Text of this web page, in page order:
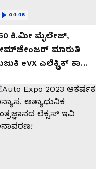
ಕಿ.ಮೀ ಮೈಲೇಜ್,
ಮಾರುತಿ
ಎಲೆಕ್ಟ್ರಿಕ್ ಕಾರು
04:48